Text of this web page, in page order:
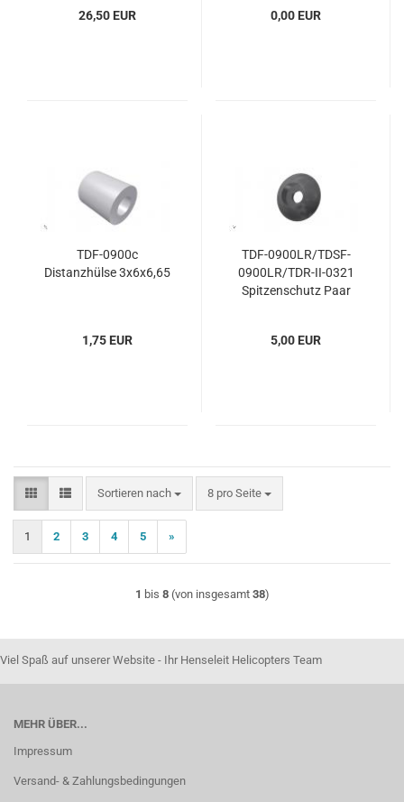
26,50 EUR 0,00 EUR
TDF-0900c
Distanzhülse 3x6x6,65
1,75 EUR
TDF-0900LR/TDSF-
0900LR/TDR-II-0321
Spitzenschutz Paar
5,00 EUR
Sortieren nach
Sortieren nach 8 pro Seite
pro Seite
1 2 3 4 5 »
1 bis 8(von insgesamt 38)
Viel Spaß auf unserer Website - Ihr Henseleit Helicopters Team
MEHR ÜBER...
Impressum
Versand- & Zahlungsbedingungen